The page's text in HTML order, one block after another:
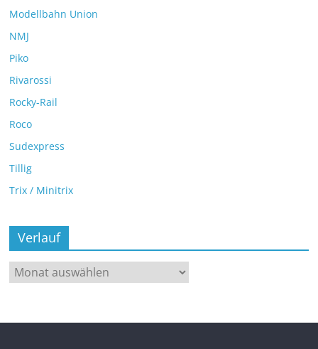
Modellbahn Union
NMJ
Piko
Rivarossi
Rocky-Rail
Roco
Sudexpress
Tillig
Trix / Minitrix
Verlauf